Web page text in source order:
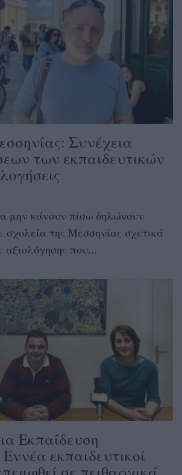
Συνέχεια
των εκπαιδευτικών
μην κάνουν πίσω δηλώνουν
σχολεία της Μεσσηνίας σχετικά
αξιολόγησης που...
Εκπαίδευση
εκπαιδευτικοί